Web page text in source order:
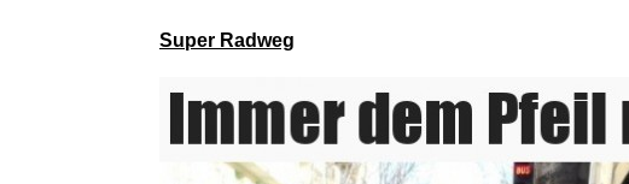
Super Radweg